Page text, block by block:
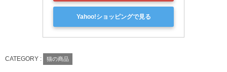
Yahoo!ショッピングで見る
CATEGORY : 猫の商品